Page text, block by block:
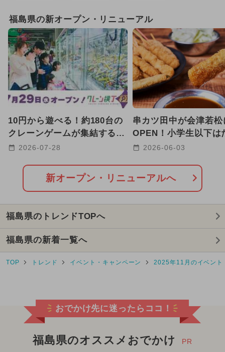
2025年8月のイベント
2025年12月のイベント
2025年7月のイベント 職業体験
GW(ゴールデンウィーク)
2025年9月のイベント
2026年1月のイベント
2024年8月のイベント キャラクター
2025年10月のイベント
2025年2月のイベント
2024年12月のイベント
2024年10月のイベント
2026年3月のイベント
福島県の新オープン・リニューアル
10円から遊べる！約180台の
クレーンゲームが集結する
「クレーン横丁 極」鏡石町
2026-07-28
串カツ田中が会津若松
OPEN！小学生以下は
き無料 生ビール319
2026-06-03
新オープン・リニューアルへ
福島県のトレンドTOPへ
福島県の新着一覧へ
TOP トレンド イベント・キャンペーン 2025年11月のイベント
おでかけ先に迷ったらココ！
福島県のオススメおでかけ PR